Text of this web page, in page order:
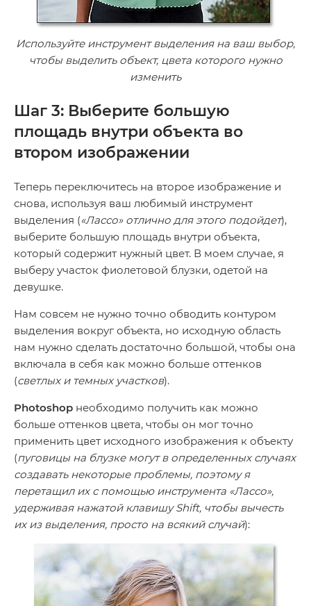
Используйте инструмент выделения на ваш выбор,
чтобы выделить объект, цвета которого нужно
изменить
Шаг 3: Выберите большую
площадь внутри объекта во
втором изображении
Теперь переключитесь на второе изображение и
снова, используя ваш любимый инструмент
выделения («Лассо» отлично для этого подойдет),
выберите большую площадь внутри объекта,
который содержит нужный цвет. В моем случае, я
выберу участок фиолетовой блузки, одетой на
девушке.
Нам совсем не нужно точно обводить контуром
выделения вокруг объекта, но исходную область
нам нужно сделать достаточно большой, чтобы она
включала в себя как можно больше оттенков
(светлых и темных участков).
Photoshop необходимо получить как можно
больше оттенков цвета, чтобы он мог точно
применить цвет исходного изображения к объекту
(пуговицы на блузке могут в определенных случаях
создавать некоторые проблемы, поэтому я
перетащил их с помощью инструмента «Лассо»,
удерживая нажатой клавишу Shift, чтобы вычесть
их из выделения, просто на всякий случай):